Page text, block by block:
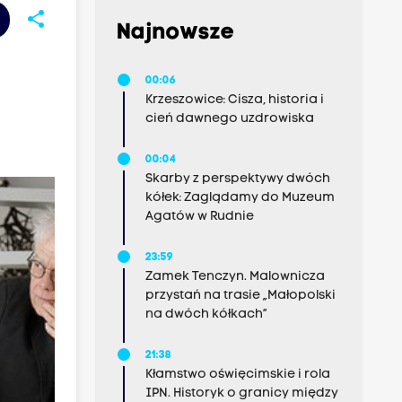
share
Najnowsze
00:06
Krzeszowice: Cisza, historia i
cień dawnego uzdrowiska
00:04
Skarby z perspektywy dwóch
kółek: Zaglądamy do Muzeum
Agatów w Rudnie
23:59
Zamek Tenczyn. Malownicza
przystań na trasie „Małopolski
na dwóch kółkach”
21:38
Kłamstwo oświęcimskie i rola
IPN. Historyk o granicy między